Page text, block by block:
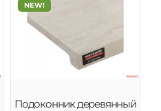
NEW!
Подоконник деревянный